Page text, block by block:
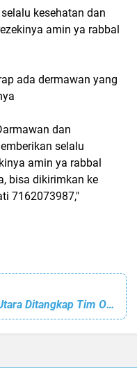
kesehatan dan
amin ya rabbal
ada dermawan yang
dan
selalu
amin ya rabbal
bisa dikirimkan ke
7162073987,"
Dua Penjual Narkotika di Aceh Utara Ditangkap Tim Opsnal Satreskoba Polres Lhokseumawe